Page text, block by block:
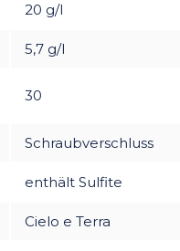
20 g/l
5,7 g/l
30
Schraubverschluss
enthält Sulfite
Cielo e Terra